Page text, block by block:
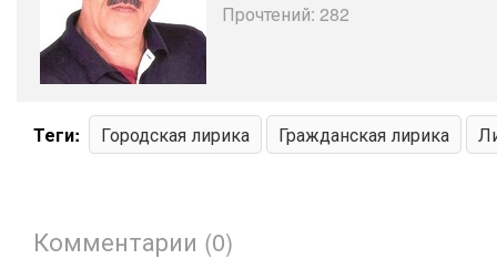
Прочтений: 282
Теги: Городская лирика Гражданская лирика
Комментарии (0)